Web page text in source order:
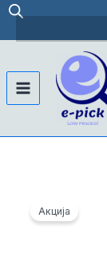
Skip
content
Main
Акција